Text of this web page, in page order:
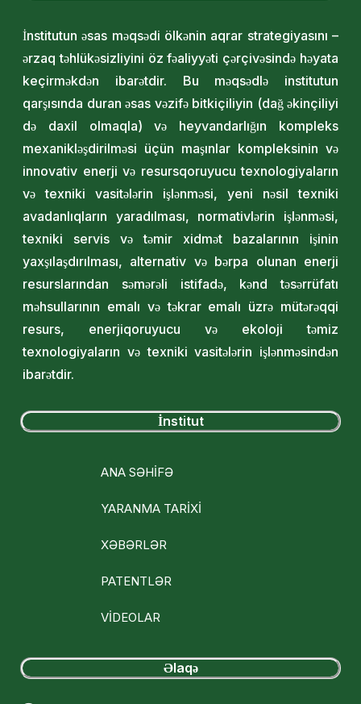
İnstitutun əsas məqsədi ölkənin aqrar strategiyasını –
ərzaq təhlükəsizliyini öz fəaliyyəti çərçivəsində həyata
keçirməkdən ibarətdir. Bu məqsədlə institutun
qarşısında duran əsas vəzifə bitkiçiliyin (dağ əkinçiliyi
də daxil olmaqla) və heyvandarlığın kompleks
mexanikləşdirilməsi üçün maşınlar kompleksinin və
innovativ enerji və resursqoruyucu texnologiyaların
və texniki vasitələrin işlənməsi, yeni nəsil texniki
avadanlıqların yaradılması, normativlərin işlənməsi,
texniki servis və təmir xidmət bazalarının işinin
yaxşılaşdırılması, alternativ və bərpa olunan enerji
resurslarından səmərəli istifadə, kənd təsərrüfatı
məhsullarının emalı və təkrar emalı üzrə mütərəqqi
resurs, enerjiqoruyucu və ekoloji təmiz
texnologiyaların və texniki vasitələrin işlənməsindən
ibarətdir.
İnstitut
ANA SƏHİFƏ
YARANMA TARİXİ
XƏBƏRLƏR
PATENTLƏR
VİDEOLAR
Əlaqə